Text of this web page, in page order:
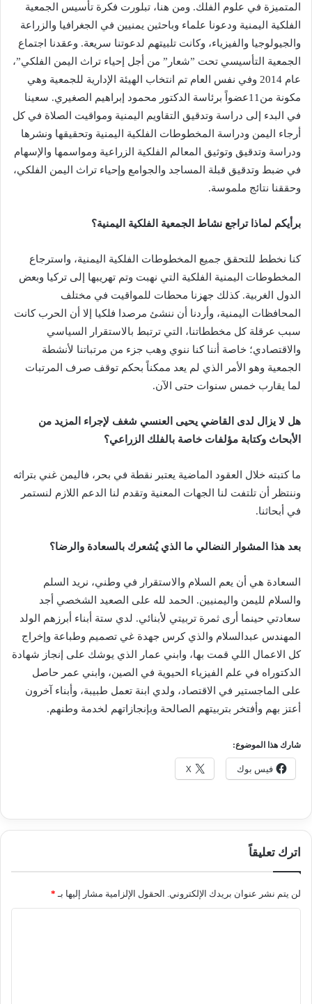
المتميزة في علوم الفلك. ومن هنا، تبلورت فكرة تأسيس الجمعية
الفلكية اليمنية ودعونا علماء وباحثين يمنيين في الجغرافيا والزراعة
والجيولوجيا والفيزياء، وكانت تلبيتهم لدعوتنا سريعة. وعقدنا اجتماع
الجمعية التأسيسي تحت ”شعار” من أجل إحياء تراث اليمن الفلكي”،
عام 2014 وفي نفس العام تم انتخاب الهيئة الإدارية للجمعية وهي
مكونة من11عضواً برئاسة الدكتور محمود إبراهيم الصغيري. سعينا
في البدء إلى دراسة وتدقيق التقاويم اليمنية ومواقيت الصلاة في كل
أرجاء اليمن ودراسة المخطوطات الفلكية اليمنية وتحقيقها ونشرها
ودراسة وتدقيق وتوثيق المعالم الفلكية الزراعية ومواسمها والإسهام
في ضبط وتدقيق قبلة المساجد والجوامع وإحياء تراث اليمن الفلكي،
وحققنا نتائج ملموسة.
برأيكم لماذا تراجع نشاط الجمعية الفلكية اليمنية؟
كنا نخطط للتحقق جميع المخطوطات الفلكية اليمنية، واسترجاع
المخطوطات اليمنية الفلكية التي نهبت وتم تهريبها إلى تركيا وبعض
الدول الغربية. كذلك جهزنا محطات للمواقيت في مختلف
المحافظات اليمنية، وأردنا أن ننشئ مرصدا فلكيا إلا أن الحرب كانت
سبب عرقلة كل مخططاتنا، التي ترتبط بالاستقرار السياسي
والاقتصادي؛ خاصة أننا كنا ننوي وهب جزء من مرتباتنا لأنشطة
الجمعية وهو الأمر الذي لم يعد ممكناً بحكم توقف صرف المرتبات
لما يقارب خمس سنوات حتى الآن.
هل لا يزال لدى القاضي يحيى العنسي شغف لإجراء المزيد من
الأبحاث وكتابة مؤلفات خاصة بالفلك الزراعي؟
ما كتبته خلال العقود الماضية يعتبر نقطة في بحر، فاليمن غني بتراثه
وننتظر أن تلتفت لنا الجهات المعنية وتقدم لنا الدعم اللازم لنستمر
في أبحاثنا.
بعد هذا المشوار النضالي ما الذي يُشعرك بالسعادة والرضا؟
السعادة هي أن يعم السلام والاستقرار في وطني، نريد السلم
والسلام لليمن واليمنيين. الحمد لله على الصعيد الشخصي أجد
سعادتي حينما أرى ثمرة تربيتي لأبنائي. لدي ستة أبناء أبرزهم الولد
المهندس عبدالسلام والذي كرس جهدة غي تصميم وطباعة وإخراج
كل الاعمال اللي قمت بها، وابني عمار الذي يوشك على إنجاز شهادة
الدكتوراه في علم الفيزياء الحيوية في الصين، وابني عمر حاصل
على الماجستير في الاقتصاد، ولدي ابنة تعمل طبيبة، وأبناء آخرون
أعتز بهم وأفتخر بتربيتهم الصالحة وبإنجازاتهم لخدمة وطنهم.
شارك هذا الموضوع:
فيس بوك X
اترك تعليقاً
لن يتم نشر عنوان بريدك الإلكتروني. الحقول الإلزامية مشار إليها بـ *